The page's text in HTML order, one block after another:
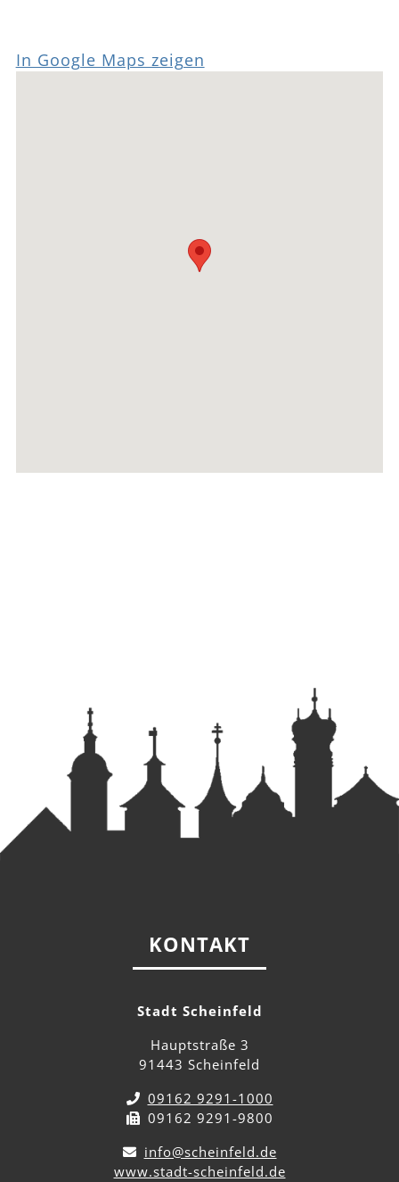
In Google Maps zeigen
KONTAKT
Stadt Scheinfeld
Hauptstraße 3
91443 Scheinfeld
09162 9291-1000
09162 9291-9800
info@scheinfeld.de
www.stadt-scheinfeld.de